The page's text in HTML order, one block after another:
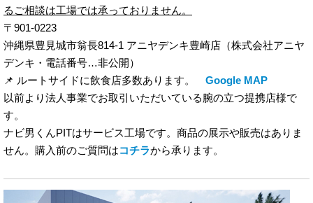
るご相談は工場では承っておりません。
〒901-0223
沖縄県豊見城市翁長814-1 アニヤデンキ豊崎店（株式会社アニヤ
デンキ・電話番号…非公開）
📌 ルートサイドに飲食店多数あります。 Google MAP
以前より法人事業でお取引いただいている腕の立つ提携店様で
す。
ナビ男くんPITはサービス工場です。商品の展示や販売はありま
せん。購入前のご質問はコチラから承ります。